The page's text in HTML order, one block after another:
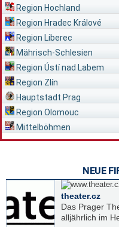
Region Hochland
Region Hradec Králové
Region Liberec
Mährisch-Schlesien
Region Ústí nad Labem
Region Zlín
Hauptstadt Prag
Region Olomouc
Mittelböhmen
NEUE
theater.cz
Das Prager
alljährlich im